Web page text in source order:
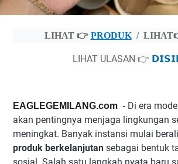
LIHAT 👉 PRODUK/
LIHAT ULASAN 👉
EAGLEGEMILANG.com - Di era
akan pentingnya menjaga lingkungan
meningkat. Banyak instansi mulai
produk berkelanjutan sebagai bentuk
sosial. Salah satu langkah nyata baru